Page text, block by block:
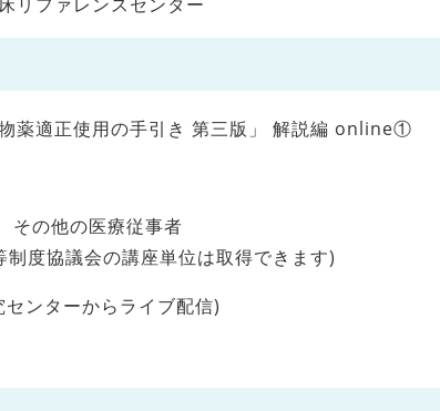
薬適正使用の手引き 第三版」 解説編 online①
その他の医療従事者
度協議会の講座単位は取得できます)
ンターからライブ配信)